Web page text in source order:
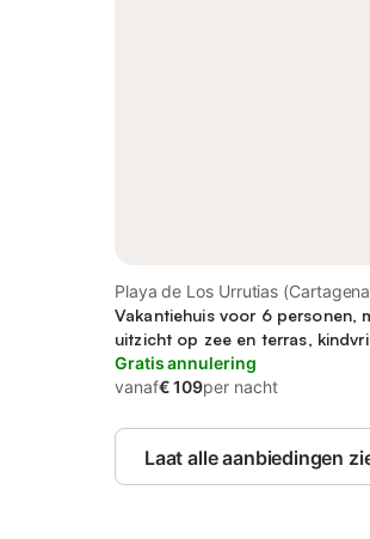
Playa de Los Urrutias
Cartagena
Vakantiehuis voor 6 personen,
uitzicht op zee en terras,
Gratis annulering
vanaf€ 109per nacht
Laat alle aanbiedingen